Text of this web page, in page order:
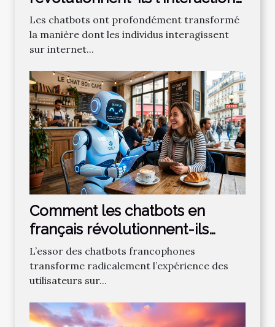
en ligne ?
Les chatbots ont profondément transformé
la manière dont les individus interagissent
sur internet...
Comment les chatbots en
français révolutionnent-ils
l'interaction en ligne ?
L’essor des chatbots francophones
transforme radicalement l’expérience des
utilisateurs sur...